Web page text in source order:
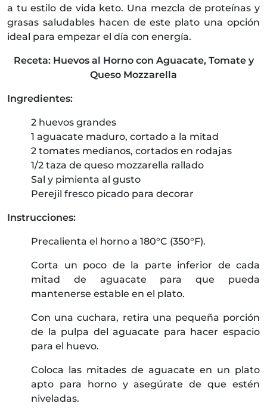
a tu estilo de vida keto. Una mezcla de proteínas y
grasas saludables hacen de este plato una opción
ideal para empezar el día con energía.
Receta: Huevos al Horno con Aguacate, Tomate y
Queso Mozzarella
Ingredientes:
2 huevos grandes
1 aguacate maduro, cortado a la mitad
2 tomates medianos, cortados en rodajas
1/2 taza de queso mozzarella rallado
Sal y pimienta al gusto
Perejil fresco picado para decorar
Instrucciones:
Precalienta el horno a 180°C (350°F).
Corta un poco de la parte inferior de cada
mitad de aguacate para que pueda
mantenerse estable en el plato.
Con una cuchara, retira una pequeña porción
de la pulpa del aguacate para hacer espacio
para el huevo.
Coloca las mitades de aguacate en un plato
apto para horno y asegúrate de que estén
niveladas.